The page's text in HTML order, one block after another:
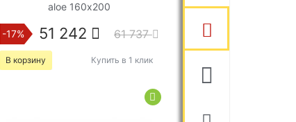
aloe 160х200
-17% 51 242 61 737
В корзину Купить в 1 клик